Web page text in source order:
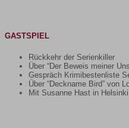
GASTSPIEL
Rückkehr der Serienkiller
Über “Der Beweis meiner
Gespräch Krimibestenliste
Über “Deckname Bird” von
Mit Susanne Hast in Helsinki